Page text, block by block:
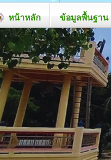
หน้าหลัก ข้อมูลพื้นฐาน